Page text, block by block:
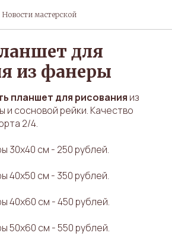
Новости мастерской
для
из фанеры
планшет для рисования из
и сосновой рейки. Качество
2/4.
30х40 см - 250 рублей.
40х50 см - 350 рублей.
40х60 см - 450 рублей.
50х60 см - 550 рублей.